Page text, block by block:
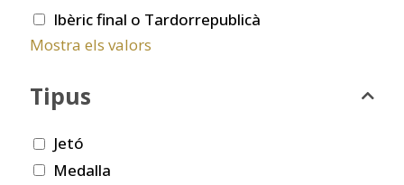
Ibèric final o Tardorrepublicà
Mostra els valors
Tipus
Jetó
Medalla